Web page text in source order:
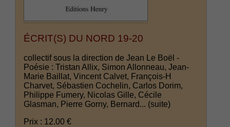
ÉCRIT(S) DU NORD 19-20
collectif sous la direction de Jean Le Boël -
Poésie : Tristan Allix, Simon Allonneau, Jean-
Marie Baillat, Vincent Calvet, François-H
Charvet, Sébastien Cochelin, Carlos Dorim,
Philippe Fumery, Nicolas Gille, Cécile
Glasman, Pierre Gorny, Bernard... (suite)
Prix : 12.00 €